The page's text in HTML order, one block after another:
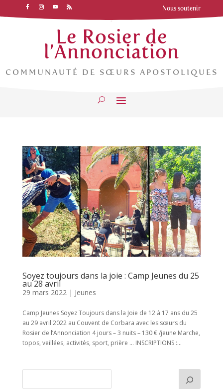
Nous soutenir
Le Rosier de
l’Annonciation
COMMUNAUTÉ DE SŒURS APOSTOLIQUES
Soyez toujours dans la joie : Camp Jeunes du 25
au 28 avril
29 mars 2022 | Jeunes
Camp Jeunes Soyez Toujours dans la Joie de 12 à 17 ans du 25
au 29 avril 2022 au Couvent de Corbara avec les sœurs du
Rosier de l’Annonciation 4 jours – 3 nuits – 130 € /jeune Marche,
topos, veillées, activités, sport, prière … INSCRIPTIONS :...